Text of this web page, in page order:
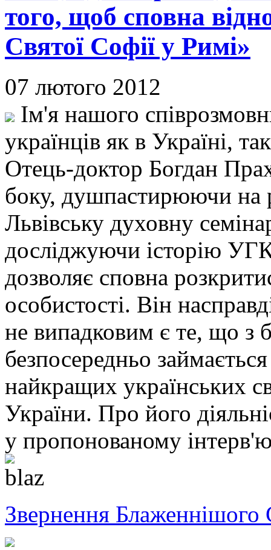
того, щоб сповна
Святої Софії у Римі»
07 лютого 2012
Ім'я нашого
українців як в Україні,
Отець-доктор Богдан
боку, душпастирюючи на
Львівську духовну
досліджуючи історію
дозволяє сповна
особистості. Він
не випадковим є те, що з
безпосередньо
найкращих українських
України. Про його
у пропонованому
Звернення Блаженнішого